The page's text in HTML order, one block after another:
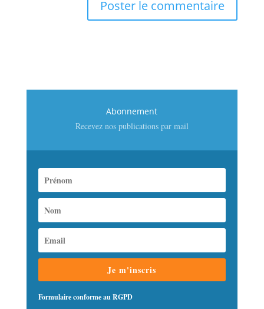
Abonnement
Recevez nos publications par mail
Je m'inscris
Formulaire conforme au RGPD